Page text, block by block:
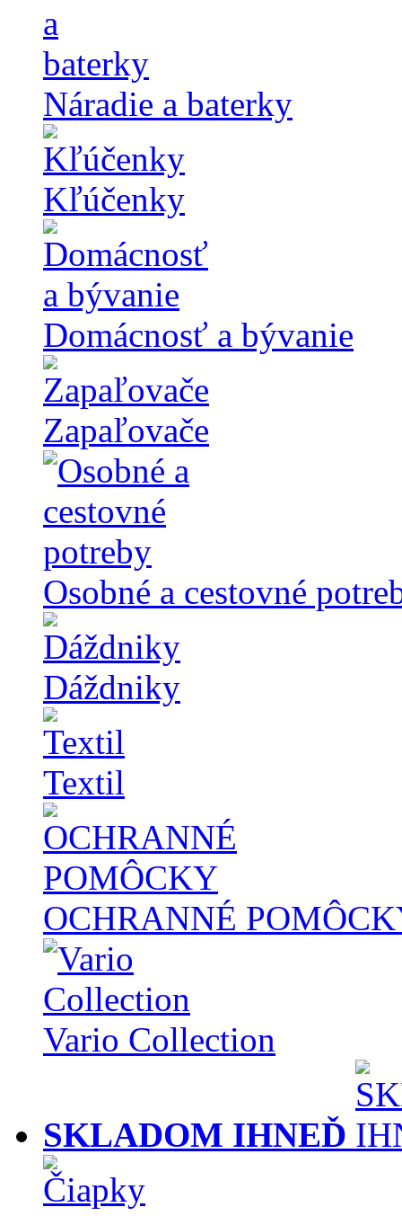
Náradie a baterky
Kľúčenky
Domácnosť a bývanie
Zapaľovače
Osobné a cestovné
Dáždniky
Textil
OCHRANNÉ
Vario Collection
SKLADOM IHNEĎ